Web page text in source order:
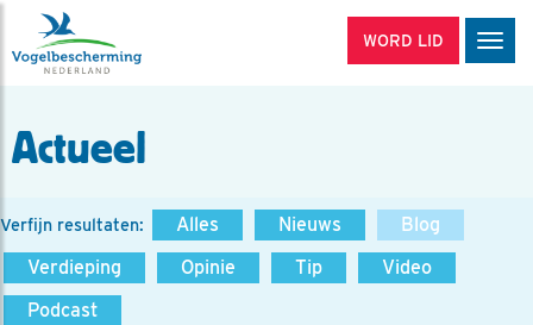
WORD LID
Actueel
Verfijn resultaten: Alles Nieuws
Blog
Verdieping
Opinie Tip
Video
Podcast